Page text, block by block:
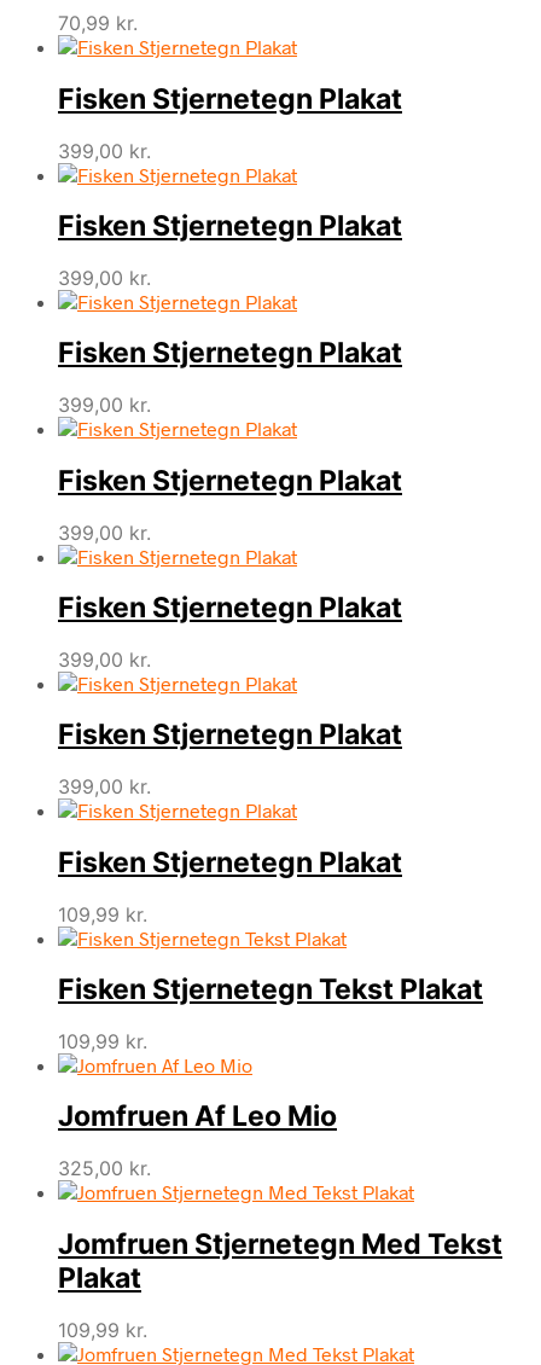
70,99 kr.
Fisken Stjernetegn Plakat
399,00 kr.
Fisken Stjernetegn Plakat
399,00 kr.
Fisken Stjernetegn Plakat
399,00 kr.
Fisken Stjernetegn Plakat
399,00 kr.
Fisken Stjernetegn Plakat
399,00 kr.
Fisken Stjernetegn Plakat
399,00 kr.
Fisken Stjernetegn Plakat
109,99 kr.
Fisken Stjernetegn Tekst Plakat
109,99 kr.
Jomfruen Af Leo Mio
325,00 kr.
Jomfruen Stjernetegn Med Tekst
Plakat
109,99 kr.